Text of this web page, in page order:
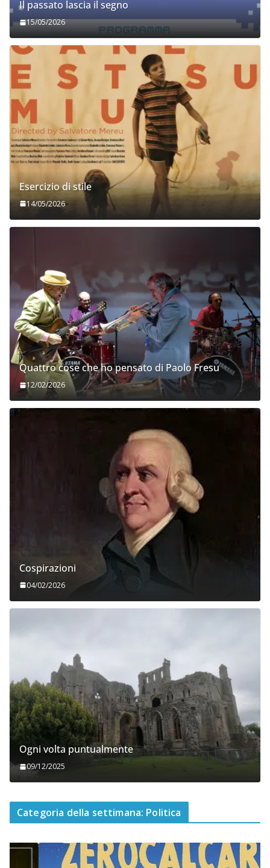
Il passato lascia il segno
15/05/2026
Esercizio di stile
14/05/2026
Quattro cose che ho pensato di Paolo Fresu
12/02/2026
Cospirazioni
04/02/2026
Ogni volta puntualmente
09/12/2025
Categoria della settimana: Politica